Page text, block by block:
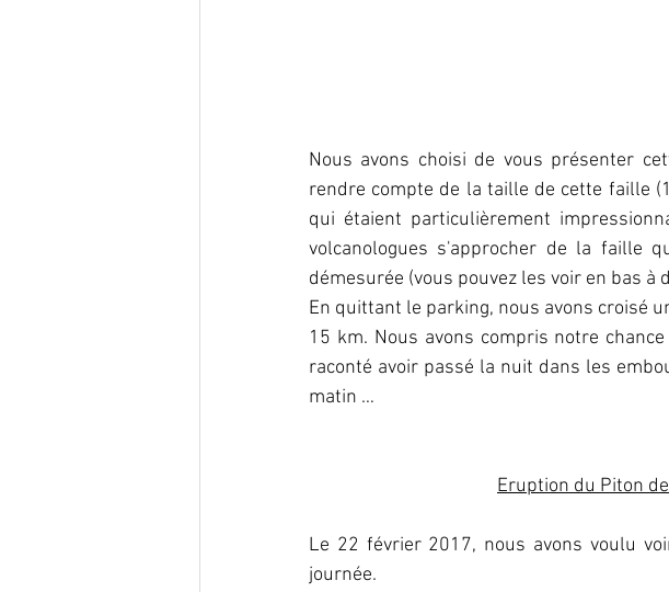
Nous avons choisi de vous présenter
rendre compte de la taille de cette faille
qui étaient particulièrement
volcanologues s'approcher de la faille
démesurée (vous pouvez les voir en bas à
En quittant le parking, nous avons croisé
15 km. Nous avons compris notre
raconté avoir passé la nuit dans les
matin …
Eruption du Piton
Le 22 février 2017, nous avons voulu
journée.